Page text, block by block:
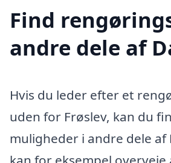
Find
andre dele af
Hvis du leder efter et
uden for Frøslev, kan du
muligheder i andre dele af